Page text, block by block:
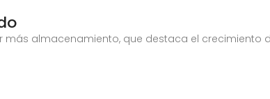
almacenamiento, que destaca el crecimiento